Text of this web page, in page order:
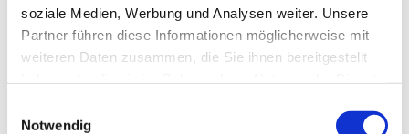
soziale Medien, Werbung und Analysen weiter. Unsere
Partner führen diese Informationen möglicherweise mit
weiteren Daten zusammen, die Sie ihnen bereitgestellt
Notwendig
Reguläre Gesundmeldung